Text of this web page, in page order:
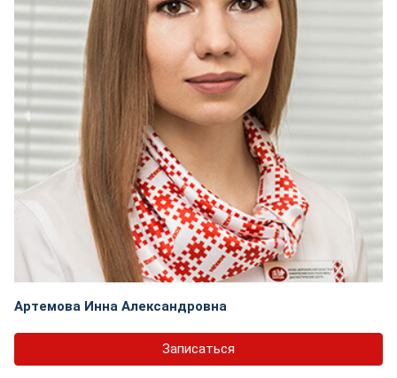
Артемова Инна Александровна
Записаться